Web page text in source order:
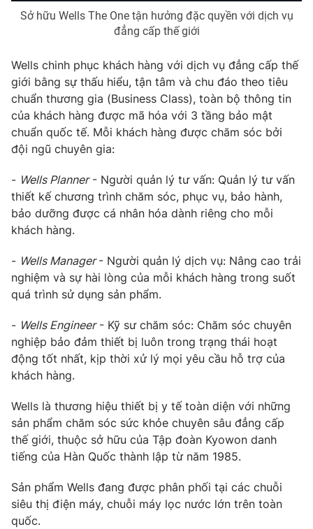
Sở hữu Wells The One tận hưởng đặc quyền với dịch vụ
đẳng cấp thế giới
Wells chinh phục khách hàng với dịch vụ đẳng cấp thế
giới bằng sự thấu hiểu, tận tâm và chu đáo theo tiêu
chuẩn thương gia (Business Class), toàn bộ thông tin
của khách hàng được mã hóa với 3 tầng bảo mật
chuẩn quốc tế. Mỗi khách hàng được chăm sóc bởi
đội ngũ chuyên gia:
- Wells Planner- Người quản lý tư vấn: Quản lý tư vấn
thiết kế chương trình chăm sóc, phục vụ, bảo hành,
bảo dưỡng được cá nhân hóa dành riêng cho mỗi
khách hàng.
- Wells Manager- Người quản lý dịch vụ: Nâng cao trải
nghiệm và sự hài lòng của mỗi khách hàng trong suốt
quá trình sử dụng sản phẩm.
- Wells Engineer- Kỹ sư chăm sóc: Chăm sóc chuyên
nghiệp bảo đảm thiết bị luôn trong trạng thái hoạt
động tốt nhất, kịp thời xử lý mọi yêu cầu hỗ trợ của
khách hàng.
Wells là thương hiệu thiết bị y tế toàn diện với những
sản phẩm chăm sóc sức khỏe chuyên sâu đẳng cấp
thế giới, thuộc sở hữu của Tập đoàn Kyowon danh
tiếng của Hàn Quốc thành lập từ năm 1985.
Sản phẩm Wells đang được phân phối tại các chuỗi
siêu thị điện máy, chuỗi máy lọc nước lớn trên toàn
quốc.